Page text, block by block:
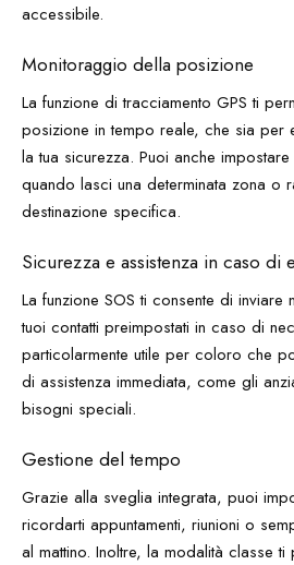
accessibile.
Monitoraggio della posizione
La funzione di tracciamento GPS ti
posizione in tempo reale, che sia per
la tua sicurezza. Puoi anche
quando lasci una determinata zona o
destinazione specifica.
Sicurezza e assistenza in caso di
La funzione SOS ti consente di inviare
tuoi contatti preimpostati in caso di
particolarmente utile per coloro che
di assistenza immediata, come gli
bisogni speciali.
Gestione del tempo
Grazie alla sveglia integrata, puoi
ricordarti appuntamenti, riunioni o
al mattino. Inoltre, la modalità classe ti